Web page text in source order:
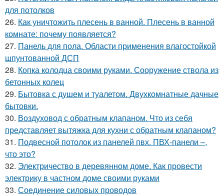
для потолков
26. Как уничтожить плесень в ванной. Плесень в ванной
комнате: почему появляется?
27. Панель для пола. Области применения влагостойкой
шпунтованной ДСП
28. Копка колодца своими руками. Сооружение ствола из
бетонных колец
29. Бытовка с душем и туалетом. Двухкомнатные дачные
бытовки.
30. Воздуховод с обратным клапаном. Что из себя
представляет вытяжка для кухни с обратным клапаном?
31. Подвесной потолок из панелей пвх. ПВХ-панели –,
что это?
32. Электричество в деревянном доме. Как провести
электрику в частном доме своими руками
33. Соединение силовых проводов